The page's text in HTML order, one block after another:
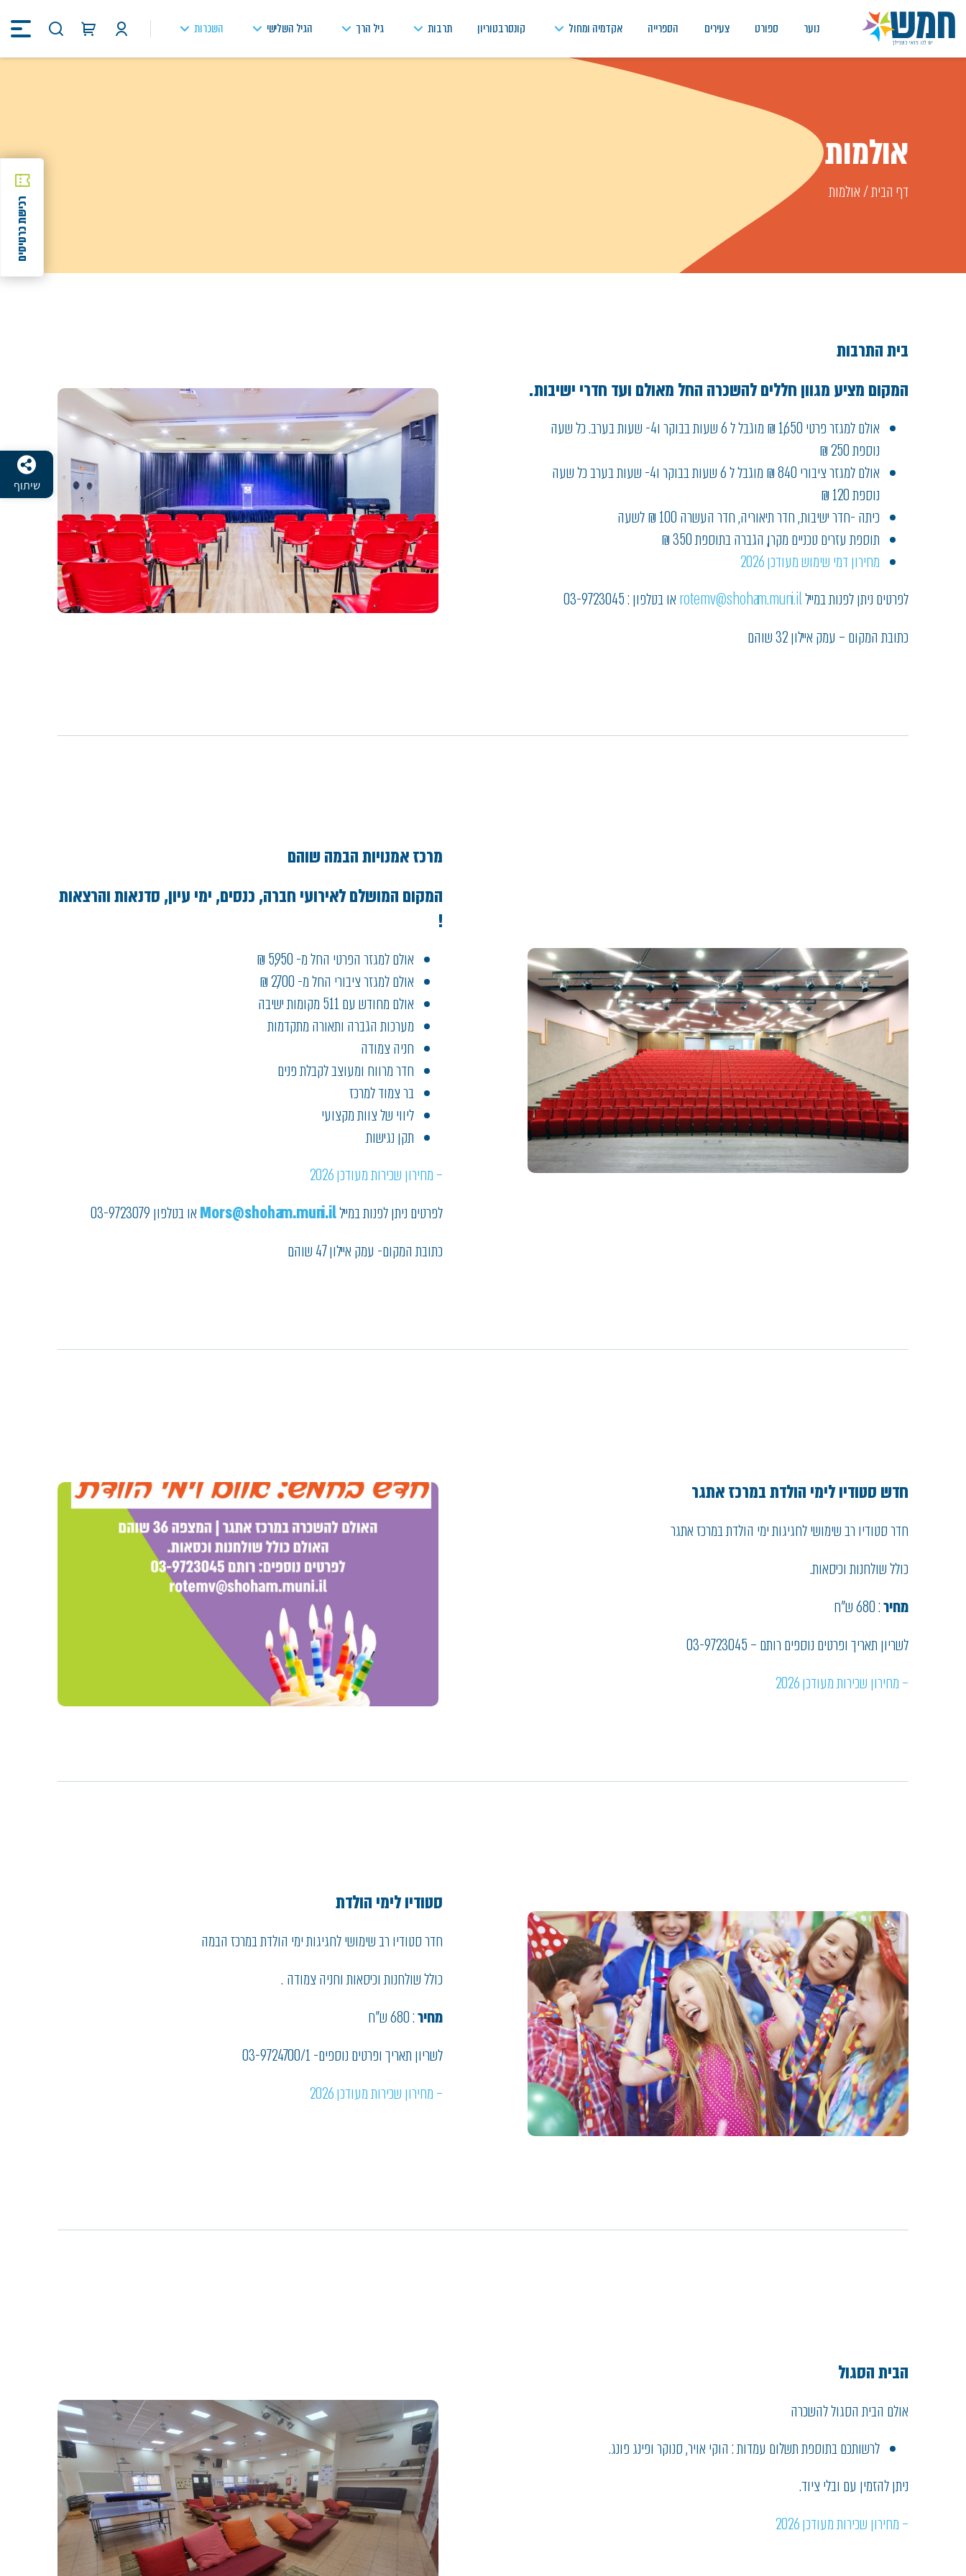
נוער ספורט צעירים הספרייה אקדמיה ומחול קונסרבטוריון תרבות גיל הרך הגיל השלישי השכרות
חיפוש
אולמות
דף הבית/אולמות
שיתוף
רכישת כרטיסים
בית התרבות
המקום מציע מגוון חללים להשכרה החל מאולם ועד חדרי ישיבות .
אולם למגזר פרטי 1,650 ₪ מוגבל ל 6 שעות בבוקר ו4- שעות בערב. כל שעה
נוספת 250 ₪
אולם למגזר ציבורי 840 ₪ מוגבל ל 6 שעות בבוקר ו4- שעות בערב כל שעה
נוספת 120 ₪
כיתה -חדר ישיבות , חדר תיאוריה, חדר העשרה 100 ₪ לשעה
תוספת עזרים טכניים מקרן, הגברה בתוספת 350 ₪
מחירון דמי שימוש מעודכן 2026
לפרטים ניתן לפנות במייל
או בטלפון : 03-9723045
כתובת המקום – עמק איילון 32 שוהם
מרכז אמנויות הבמה שוהם
המקום המושלם לאירועי חברה , כנסים , ימי עיון , סדנאות והרצאות
!
אולם למגזר הפרטי החל מ- 5,950 ₪
אולם למגזר ציבורי החל מ- 2,700 ₪
אולם מחודש עם 511 מקומות ישיבה
מערכות הגברה ותאורה מתקדמות
חניה צמודה
חדר מרווח ומעוצב לקבלת פנים
בר צמוד למרכז
ליווי של צוות מקצועי
תקן נגישות
– מחירון שכירות מעודכן 2026
לפרטים ניתן לפנות במיילMors@shoham.muni.ilאו בטלפון 03-9723079
כתובת המקום- עמק איילון 47 שוהם
חדש סטודיו לימי הולדת במרכז אתגר
חדר סטודיו רב שימושי לחגיגות ימי הולדת במרכז אתגר
כולל שולחנות וכיסאות.
מחיר: 680 ש"ח
לשריון תאריך ופרטים נוספים רותם – 03-9723045
– מחירון שכירות מעודכן 2026
סטודיו לימי הולדת
חדר סטודיו רב שימושי לחגיגות ימי הולדת במרכז הבמה
כולל שולחנות וכיסאות וחניה צמודה .
מחיר: 680 ש"ח
לשריון תאריך ופרטים נוספים- 03-9724700/1
– מחירון שכירות מעודכן 2026
הבית הסגול
אולם הבית הסגול להשכרה
לרשותכם בתוספת תשלום עמדות : הוקי אויר, סנוקר ופינג פונג.
ניתן להזמין עם ובלי ציוד.
– מחירון שכירות מעודכן 2026